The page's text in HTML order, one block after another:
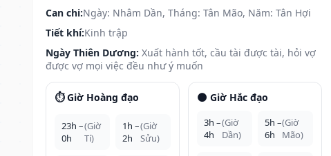
Can chi:Ngày: Nhâm Dần, Tháng: Tân Mão, Năm: Tân Hợi
Tiết khí:Kinh trập
Ngày Thiên Dương: Xuất hành tốt, cầu tài được tài, hỏi vợ
được vợ mọi việc đều như ý muốn
⏱️ Giờ Hoàng đạo
23h –
0h
(Giờ
Tí)
1h –
2h
(Giờ
Sửu)
🌑 Giờ Hắc đạo
3h –
4h
(Giờ
Dần)
5h –
6h
(Giờ
Mão)